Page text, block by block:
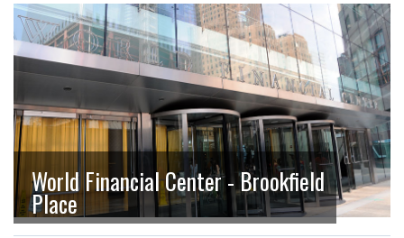
World Financial Center - Brookfield
Place